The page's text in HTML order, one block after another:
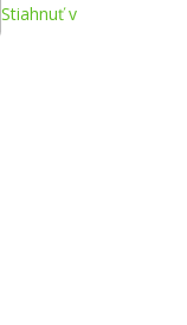
Stiahnuť v